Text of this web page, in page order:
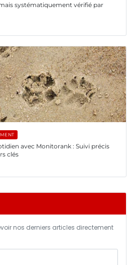
systématiquement vérifié par
avec Monitorank : Suivi précis
clés
nos derniers articles directement